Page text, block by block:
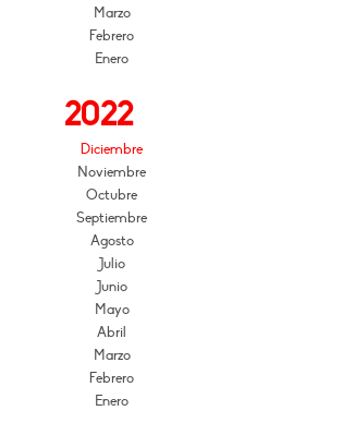
Marzo
Febrero
Enero
2022
Diciembre
Noviembre
Octubre
Septiembre
Agosto
Julio
Junio
Mayo
Abril
Marzo
Febrero
Enero